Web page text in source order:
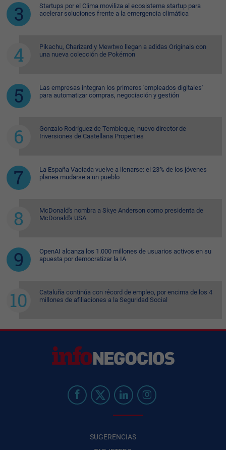
Startups por el Clima moviliza al ecosistema startup para
acelerar soluciones frente a la emergencia climática
Pikachu, Charizard y Mewtwo llegan a adidas Originals con
una nueva colección de Pokémon
Las empresas integran los primeros 'empleados digitales'
para automatizar compras, negociación y gestión
Gonzalo Rodríguez de Tembleque, nuevo director de
Inversiones de Castellana Properties
La España Vaciada vuelve a llenarse: el 23% de los jóvenes
planea mudarse a un pueblo
McDonald's nombra a Skye Anderson como presidenta de
McDonald's USA
OpenAI alcanza los 1.000 millones de usuarios activos en su
apuesta por democratizar la IA
Cataluña continúa con récord de empleo, por encima de los 4
millones de afiliaciones a la Seguridad Social
SUGERENCIAS